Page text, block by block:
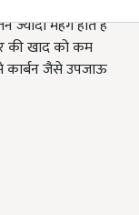
ज्यादा महंगे होते है
की खाद को कम
कार्बन जैसे उपजाऊ